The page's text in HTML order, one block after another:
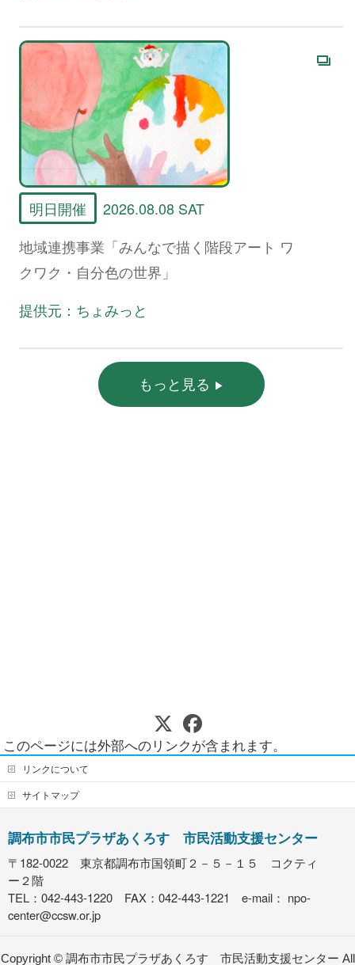
明日開催
2026.08.08 SAT
地域連携事業「みんなで描く階段アート ワ
クワク・自分色の世界」
提供元：ちょみっと
もっと見る
このページには外部へのリンクが含まれます。
リンクについて
サイトマップ
調布市市民プラザあくろす 市民活動支援センター
〒182-0022 東京都調布市国領町２－５－１５ コクティ
ー２階
TEL：042-443-1220 FAX：042-443-1221 e-mail： npo-
center@ccsw.or.jp
Copyright © 調布市市民プラザあくろす 市民活動支援センター All